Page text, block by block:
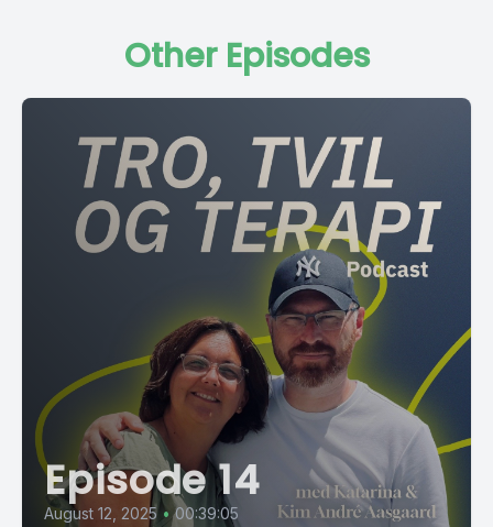
Other Episodes
Episode 14
August 12, 2025 • 00:39:05